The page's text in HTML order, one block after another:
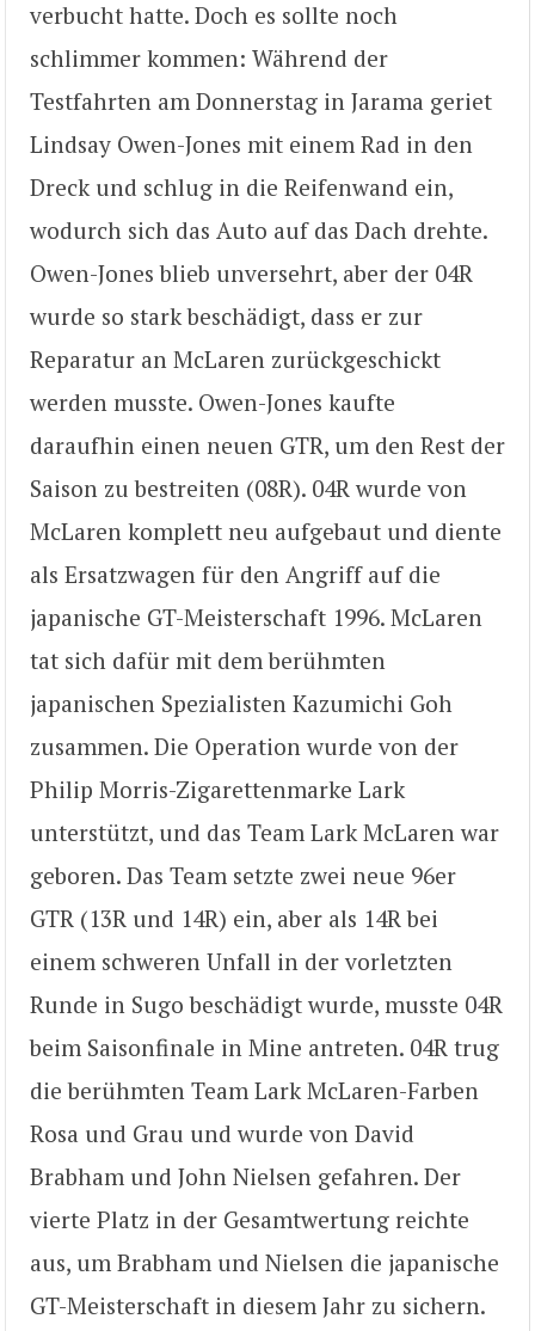
verbucht hatte. Doch es sollte noch
schlimmer kommen: Während der
Testfahrten am Donnerstag in Jarama geriet
Lindsay Owen-Jones mit einem Rad in den
Dreck und schlug in die Reifenwand ein,
wodurch sich das Auto auf das Dach drehte.
Owen-Jones blieb unversehrt, aber der 04R
wurde so stark beschädigt, dass er zur
Reparatur an McLaren zurückgeschickt
werden musste. Owen-Jones kaufte
daraufhin einen neuen GTR, um den Rest der
Saison zu bestreiten (08R). 04R wurde von
McLaren komplett neu aufgebaut und diente
als Ersatzwagen für den Angriff auf die
japanische GT-Meisterschaft 1996. McLaren
tat sich dafür mit dem berühmten
japanischen Spezialisten Kazumichi Goh
zusammen. Die Operation wurde von der
Philip Morris-Zigarettenmarke Lark
unterstützt, und das Team Lark McLaren war
geboren. Das Team setzte zwei neue 96er
GTR (13R und 14R) ein, aber als 14R bei
einem schweren Unfall in der vorletzten
Runde in Sugo beschädigt wurde, musste 04R
beim Saisonfinale in Mine antreten. 04R trug
die berühmten Team Lark McLaren-Farben
Rosa und Grau und wurde von David
Brabham und John Nielsen gefahren. Der
vierte Platz in der Gesamtwertung reichte
aus, um Brabham und Nielsen die japanische
GT-Meisterschaft in diesem Jahr zu sichern.